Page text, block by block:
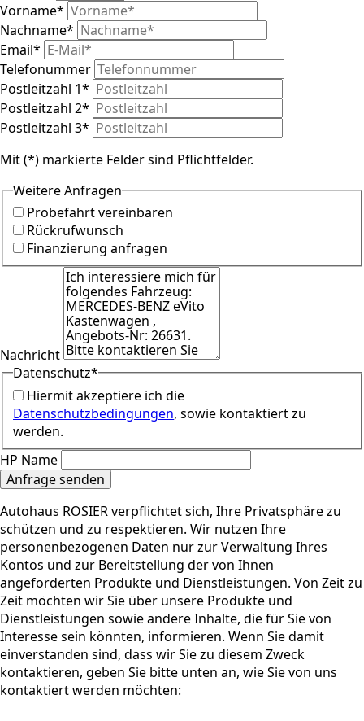
Vorname*
Nachname*
Email*
Telefonummer
Postleitzahl 1*
Postleitzahl 2*
Postleitzahl 3*
Mit (*) markierte Felder sind Pflichtfelder.
Weitere Anfragen
Probefahrt vereinbaren
Rückrufwunsch
Finanzierung anfragen
Nachricht
Datenschutz*
Hiermit akzeptiere ich die
Datenschutzbedingungen, sowie kontaktiert zu
werden.
HP Name
Anfrage senden
Autohaus ROSIER verpflichtet sich, Ihre Privatsphäre zu
schützen und zu respektieren. Wir nutzen Ihre
personenbezogenen Daten nur zur Verwaltung Ihres
Kontos und zur Bereitstellung der von Ihnen
angeforderten Produkte und Dienstleistungen. Von Zeit zu
Zeit möchten wir Sie über unsere Produkte und
Dienstleistungen sowie andere Inhalte, die für Sie von
Interesse sein könnten, informieren. Wenn Sie damit
einverstanden sind, dass wir Sie zu diesem Zweck
kontaktieren, geben Sie bitte unten an, wie Sie von uns
kontaktiert werden möchten: